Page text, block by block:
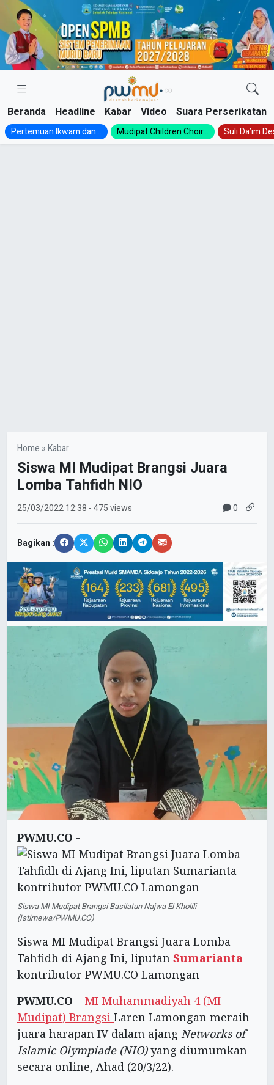
Skip
content
Beranda Headline Kabar Video Suara Perserikatan
Pertemuan Ikwam dan... Mudipat Children Choir... Suli Da’im
Home »Kabar
Siswa MI Mudipat Brangsi Juara
Lomba Tahfidh NIO
25/03/202212:38 - 475 views 0
Bagikan :
PWMU.CO -
Siswa MI Mudipat Brangsi Basilatun Najwa El Kholili
(Istimewa/PWMU.CO)
Siswa MI Mudipat Brangsi Juara Lomba
Tahfidh di Ajang Ini, liputan Sumarianta
kontributor PWMU.CO Lamongan
PWMU.CO – MI Muhammadiyah 4 (MI
Mudipat) Brangsi Laren Lamongan meraih
juara harapan IV dalam ajang Networks of
Islamic Olympiade (NIO)yang diumumkan
secara online, Ahad (20/3/22).